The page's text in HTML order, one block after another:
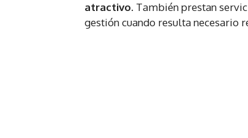
atractivo. También prestan
gestión cuando resulta necesario